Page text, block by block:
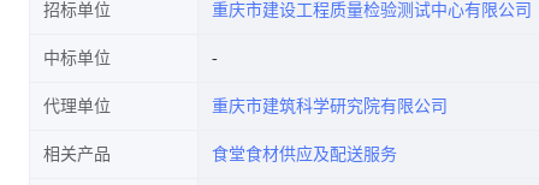
招标单位 重庆市建设工程质量检验测试中心有限公司
中标单位
代理单位 重庆市建筑科学研究院有限公司
相关产品 食堂食材供应及配送服务